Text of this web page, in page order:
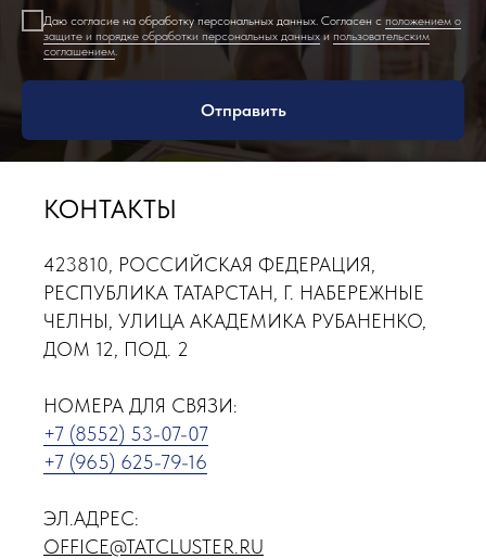
Даю согласие на обработку персональных данных. Согласен с положением о
защите и порядке обработки персональных данныхи пользовательским
соглашением
Отправить
КОНТАКТЫ
423810, РОССИЙСКАЯ ФЕДЕРАЦИЯ,
РЕСПУБЛИКА ТАТАРСТАН, Г. НАБЕРЕЖНЫЕ
ЧЕЛНЫ, УЛИЦА АКАДЕМИКА РУБАНЕНКО,
ДОМ 12, ПОД. 2
НОМЕРА ДЛЯ СВЯЗИ:
+7 (8552) 53-07-07
+7 (965) 625-79-16
ЭЛ.АДРЕС:
OFFICE@TATCLUSTER.RU